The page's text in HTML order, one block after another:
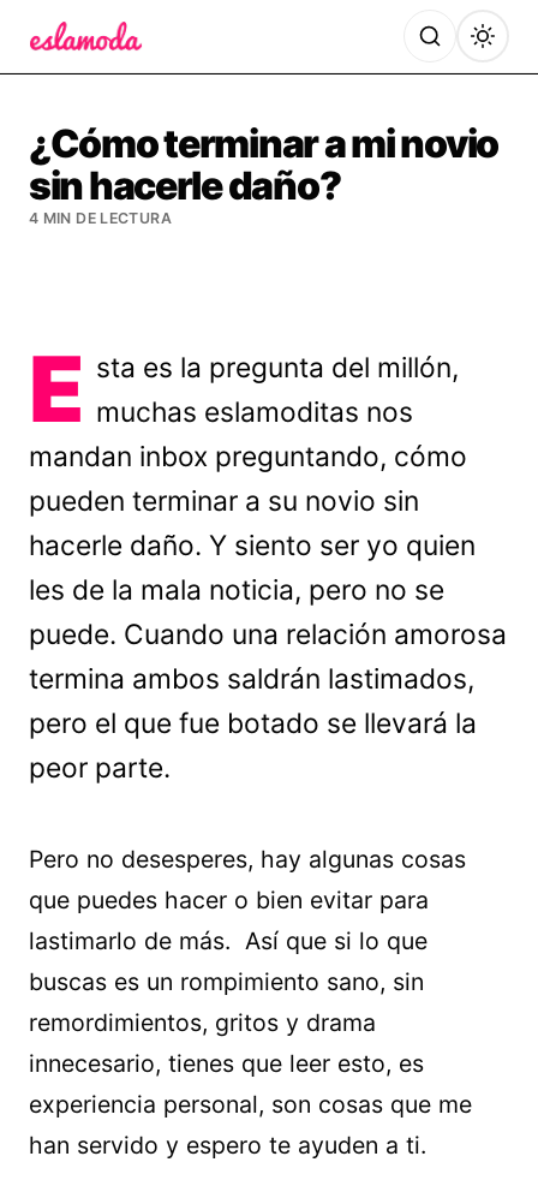
¿Cómo terminar a mi novio
sin hacerle daño?
4 MIN DE LECTURA
E sta es la pregunta del millón,
muchas eslamoditas nos
mandan inbox preguntando, cómo
pueden terminar a su novio sin
hacerle daño. Y siento ser yo quien
les de la mala noticia, pero no se
puede. Cuando una relación amorosa
termina ambos saldrán lastimados,
pero el que fue botado se llevará la
peor parte.
Pero no desesperes, hay algunas cosas
que puedes hacer o bien evitar para
lastimarlo de más. Así que si lo que
buscas es un rompimiento sano, sin
remordimientos, gritos y drama
innecesario, tienes que leer esto, es
experiencia personal, son cosas que me
han servido y espero te ayuden a ti.